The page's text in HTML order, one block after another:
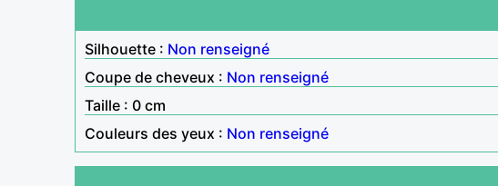
Silhouette : Non renseigné
Coupe de cheveux : Non renseigné
Taille : 0 cm
Couleurs des yeux : Non renseigné